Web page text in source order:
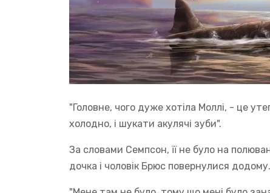
"Головне, чого дуже хотіла Моллі, - це
холодно, і шукати акулячі зуби".
За словами Семпсон, її не було на
дочка і чоловік Брюс повернулися додому.